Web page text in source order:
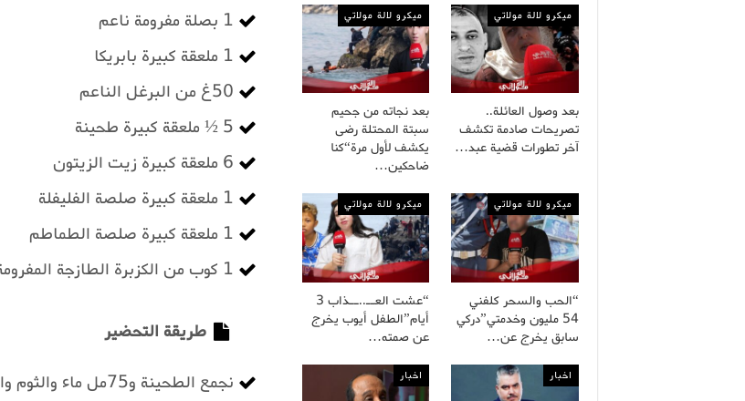
1 بصلة مفرومة ناعم
1 ملعقة كبيرة بابريكا
50غ من البرغل الناعم
5 ½ ملعقة كبيرة طحينة
6 ملعقة كبيرة زيت الزيتون
1 ملعقة كبيرة صلصة الفليفلة
1 ملعقة كبيرة صلصة الطماطم
1 كوب من الكزبرة الطازجة المفرومة
طريقة التحضير
نجمع الطحينة و75مل ماء والثوم والليمون والقليل من الزيت والملح والفلفل .
ميكرو لالة مولاتي
بعد وصول العائلة..
تصريحات صادمة تكشف
آخر تطورات قضية عبد…
ميكرو لالة مولاتي
بعد نجاته من جحيم
سبتة المحتلة رضى
يكشف لأول مرة“كنا
ضاحكين…
ميكرو لالة مولاتي
“الحب والسحر كلفني
54 مليون وخدمتي”دركي
سابق يخرج عن…
ميكرو لالة مولاتي
“عشت العــ..ــذاب 3
أيام”الطفل أيوب يخرج
عن صمته…
اخبار اخبار